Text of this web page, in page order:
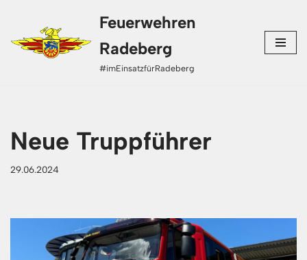
Zum
Inhalt
Feuerwehren
Radeberg
#imEinsatzfürRadeberg
Neue Truppführer
29.06.2024